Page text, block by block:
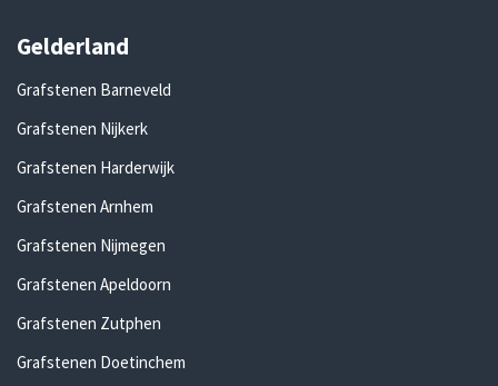
Gelderland
Grafstenen Barneveld
Grafstenen Nijkerk
Grafstenen Harderwijk
Grafstenen Arnhem
Grafstenen Nijmegen
Grafstenen Apeldoorn
Grafstenen Zutphen
Grafstenen Doetinchem